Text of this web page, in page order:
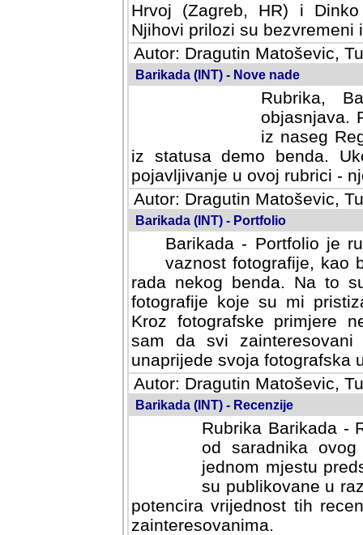
Hrvoj (Zagreb, HR) i
Njihovi prilozi su bezvremeni
Autor: Dragutin Matoševic,
Barikada (INT) - Nove nade
Rubrika,
objasnjava.
iz naseg
iz statusa demo benda.
pojavljivanje u ovoj rubrici -
Autor: Dragutin Matoševic,
Barikada (INT) - Portfolio
Barikada - Portfolio je
vaznost fotografije, kao
rada nekog benda. Na to
fotografije koje su mi
fotografske primjere
svi zainteresovani
svoja fotografska umijeca.
Autor: Dragutin Matoševic,
Barikada (INT) - Recenzije
Rubrika Barikada -
od saradnika
jednom mjestu
su publikovane u
potencira vrijednost tih
zainteresovanima.